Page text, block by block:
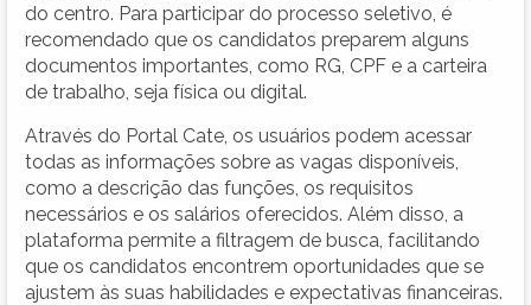
do centro. Para participar do processo seletivo, é
recomendado que os candidatos preparem alguns
documentos importantes, como RG, CPF e a carteira
de trabalho, seja física ou digital.
Através do Portal Cate, os usuários podem acessar
todas as informações sobre as vagas disponíveis,
como a descrição das funções, os requisitos
necessários e os salários oferecidos. Além disso, a
plataforma permite a filtragem de busca, facilitando
que os candidatos encontrem oportunidades que se
ajustem às suas habilidades e expectativas financeiras.